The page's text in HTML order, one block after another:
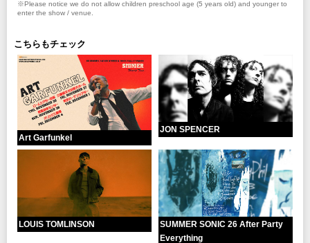
※Please notice we do not allow children preschool age (5 years old) and younger to
enter the show / venue.
こちらもチェック
Art Garfunkel
JON SPENCER
LOUIS TOMLINSON
SUMMER SONIC 26 After Party
Everything